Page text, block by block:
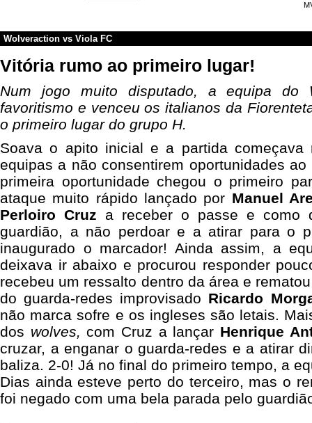
Wolveraction vs Viola FC
Vitória rumo ao primeiro lugar!
Num jogo muito disputado, a equipa do
favoritismo e venceu os italianos da
o primeiro lugar do grupo H.
Soava o apito inicial e a partida começava
equipas a não consentirem oportunidades
primeira oportunidade chegou o primeiro
ataque muito rápido lançado por Manuel
Perloiro Cruz a receber o passe e como
guardião, a não perdoar e a atirar para o
inaugurado o marcador! Ainda assim, a
deixava ir abaixo e procurou responder
recebeu um ressalto dentro da área e
do guarda-redes improvisado Ricardo
não marca sofre e os ingleses são letais.
dos wolves, com Cruz a lançar Henrique
cruzar, a enganar o guarda-redes e a atirar
baliza. 2-0! Já no final do primeiro tempo, a
Dias ainda esteve perto do terceiro, mas o
foi negado com uma bela parada pelo